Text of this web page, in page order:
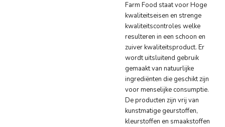
Farm Food staat voor Hoge
kwaliteitseisen en strenge
kwaliteitscontroles welke
resulteren in een schoon en
zuiver kwaliteitsproduct. Er
wordt uitsluitend gebruik
gemaakt van natuurlijke
ingrediënten die geschikt zijn
voor menselijke consumptie.
De producten zijn vrij van
kunstmatige geurstoffen,
kleurstoffen en smaakstoffen